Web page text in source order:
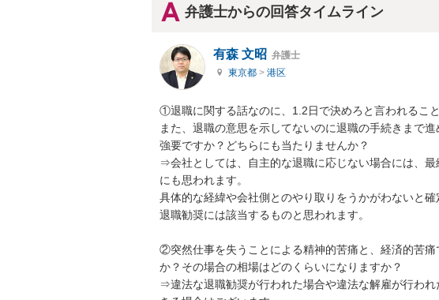
弁護士からの回答タイムライン
有森 文昭 弁護士
東京都 > 港区
①退職に関する話なのに、1.2日で決めろと言われるこ
また、退職の意思を示してないのに退職の手続きまで
強要ですか？どちらにも当たりませんか？
⇒会社としては、自主的な退職に応じない場合には、
にも思われます。
具体的な経緯や会社側とのやり取りをうかがわないと
退職勧奨には該当するものと思われます。
②突然仕事を失うことによる精神的苦痛と、経済的苦
か？その場合の相場はどのくらいになりますか？
⇒違法な退職勧奨が行われた場合や違法な解雇が行わ